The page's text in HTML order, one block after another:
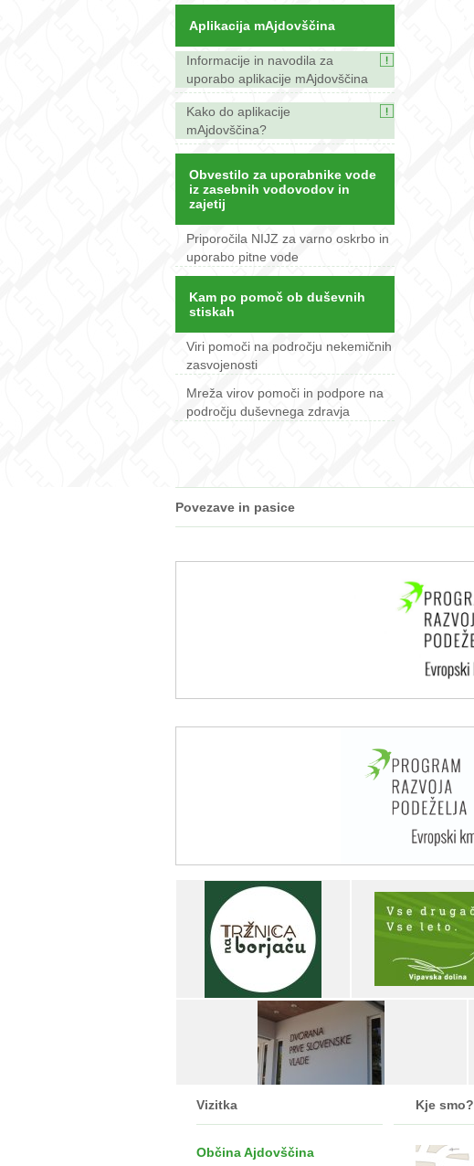
Aplikacija mAjdovščina
Informacije in navodila za
uporabo aplikacije mAjdovščina
Kako do aplikacije
mAjdovščina?
Obvestilo za uporabnike vode
iz zasebnih vodovodov in
zajetij
Priporočila NIJZ za varno oskrbo in
uporabo pitne vode
Kam po pomoč ob duševnih
stiskah
Viri pomoči na področju nekemičnih
zasvojenosti
Mreža virov pomoči in podpore na
področju duševnega zdravja
Povezave in pasice
Vizitka
Občina Ajdovščina
Kje smo?